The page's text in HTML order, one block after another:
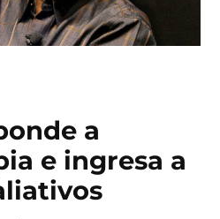
a
e ingresa a